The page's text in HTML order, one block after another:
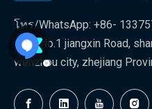
โทร/WhatsApp: +86-
ที่อยู่: No.1 jiangxin Road,
wenzhou city, zhejiang